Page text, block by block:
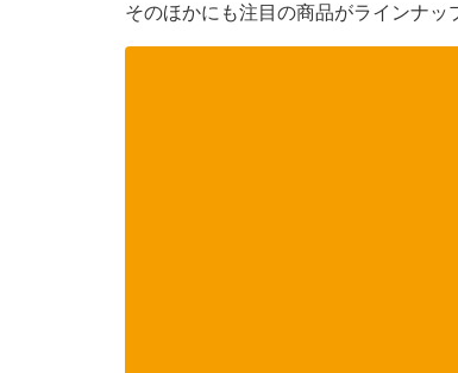
そのほかにも注目の商品がラインナッ